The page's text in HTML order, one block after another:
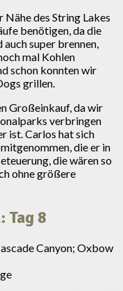
des String Lakes
benötigen, da die
super brennen,
mal Kohlen
schon konnten wir
grillen.
Großeinkauf, da wir
verbringen
ist. Carlos hat sich
die er in
die wären so
ohne größere
Tag 8
Canyon; Oxbow